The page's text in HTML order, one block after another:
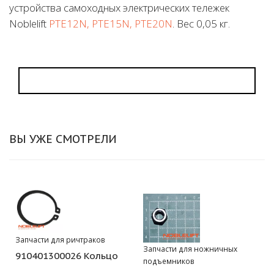
устройства самоходных электрических тележек
Noblelift PTE12N, PTE15N, PTE20N. Вес 0,05 кг.
ВЫ УЖЕ СМОТРЕЛИ
Запчасти для ричтраков
910401300026 Кольцо
Запчасти для ножничных
подъемников